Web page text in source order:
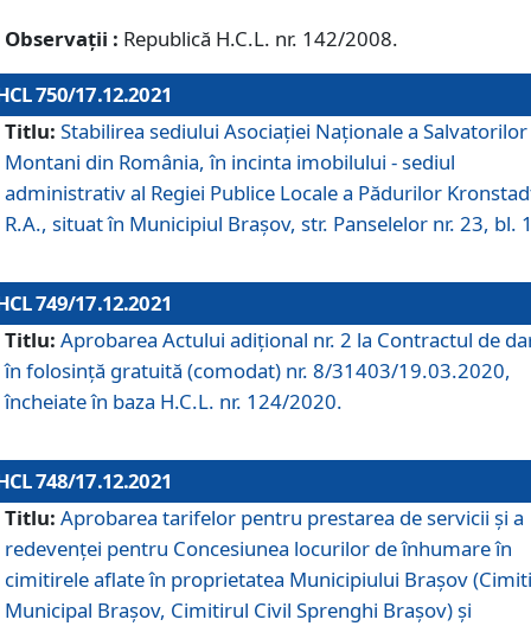
Observații : Republică H.C.L. nr. 142/2008.
750/17.12.2021
Titlu: Stabilirea sediului Asociației Naționale a Salvatorilor
Montani din România, în incinta imobilului - sediul
administrativ al Regiei Publice Locale a Pădurilor
R.A., situat în Municipiul Braşov, str. Panselelor nr. 23, bl.
749/17.12.2021
Titlu: Aprobarea Actului adițional nr. 2 la Contractul de
în folosință gratuită (comodat) nr. 8/31403/19.03.2020,
încheiate în baza H.C.L. nr. 124/2020.
748/17.12.2021
Titlu: Aprobarea tarifelor pentru prestarea de servicii şi a
redevenţei pentru Concesiunea locurilor de înhumare în
cimitirele aflate în proprietatea Municipiului Braşov
Municipal Braşov, Cimitirul Civil Sprenghi Braşov) şi